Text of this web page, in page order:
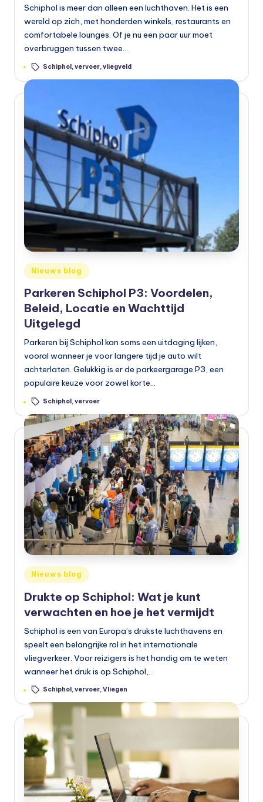
p
e
n
b
a
r
v
v
o
e
r
Schiphol is meer dan alleen een luchthaven. Het is een
wereld op zich, met honderden winkels, restaurants en
comfortabele lounges. Of je nu een paar uur moet
overbruggen tussen twee…
Tags: Schiphol,vervoer,vliegveld
Geplaatst
in
Nieuws blog
Parkeren Schiphol P3: Voordelen,
Beleid, Locatie en Wachttijd
Uitgelegd
Parkeren bij Schiphol kan soms een uitdaging lijken,
vooral wanneer je voor langere tijd je auto wilt
achterlaten. Gelukkig is er de parkeergarage P3, een
populaire keuze voor zowel korte…
Tags: Schiphol ,vervoer
Geplaatst
in
Nieuws blog
Drukte op Schiphol: Wat je kunt
verwachten en hoe je het vermijdt
Schiphol is een van Europa’s drukste luchthavens en
speelt een belangrijke rol in het internationale
vliegverkeer. Voor reizigers is het handig om te weten
wanneer het druk is op Schiphol,…
Tags: Schiphol ,vervoer,Vliegen